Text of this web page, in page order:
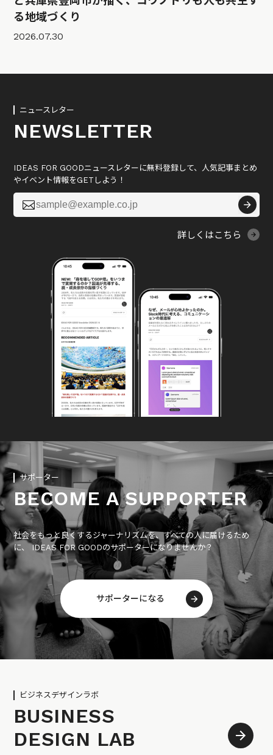
る地域づくり
2026.07.30
ニュースレター
NEWSLETTER
IDEAS FOR GOODニュースレターに無料登録して、人気記事まとめ
やイベント情報をGETしよう！

詳しくはこちら
サポーター
BECOME A SUPPORTER
社会をもっと良くするジャーナリズムを、すべての人に届けるため
に、 IDEAS FOR GOODのサポーターになりませんか？
サポーターになる
ビジネスデザインラボ
BUSINESS
DESIGN LAB